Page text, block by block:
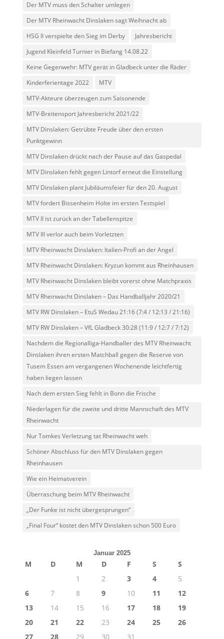
Der MTV muss den Schalter umlegen
Der MTV Rheinwacht Dinslaken sagt Weihnacht ab
HSG II verspielte den Sieg im Derby
Jahresbericht
Jugend Kleinfeld Turnier in Biefang 14.08.22
Keine Gegenwehr: MTV gerät in Gladbeck unter die Räder
Kinderferientage 2022
MTV
MTV-Akteure überzeugen zum Saisonende
MTV-Breitensport Jahresbericht 2021/22
MTV Dinslaken: Getrübte Freude über den ersten
Punktgewinn
MTV Dinslaken drückt nach der Pause auf das Gaspedal
MTV Dinslaken fehlt gegen Lintorf erneut die Einstellung
MTV Dinslaken plant Jubiläumsfeier für den 20. August
MTV fordert Bissenheim Holte im ersten Testspiel
MTV II ist zurück an der Tabellenspitze
MTV III verlor auch beim Vorletzten
MTV Rheinwacht Dinslaken: Italien-Profi an der Angel
MTV Rheinwacht Dinslaken: Kryzun kommt aus Rheinhausen
MTV Rheinwacht Dinslaken bleibt vorerst ohne Matchpraxis
MTV Rheinwacht Dinslaken – Das Handballjahr 2020/21
MTV RW Dinslaken – EtuS Wedau 21:16 (7:4 / 12:13 / 21:16)
MTV RW Dinslaken – VfL Gladbeck 30:28 (11:9 / 12:7 / 7:12)
Nachdem die Regionalliga-Handballer des MTV Rheinwacht
Dinslaken ihren ersten Matchball gegen die Reserve von
Tusem Essen am vergangenen Wochenende leichtfertig
haben liegen lassen
Nach dem ersten Sieg fehlt in Bonn die Frische
Niederlagen für die zweite und dritte Mannschaft des MTV
Rheinwacht
Nur Tomkes Verletzung tat Rheinwacht weh
Schöner Abschluss für den MTV Dinslaken gegen
Rheinhausen
Wie ein Heimatverein
Überraschung beim MTV Rheinwacht
„Der Funke ist nicht übergesprungen“
„Final Four“ kostet den MTV Dinslaken schon 500 Euro
Januar 2025
M D M D F S
S
1
2 3 4
5
6
7 8 9 10 11
12
13
14 15 16 17 18
19
20
21 22 23 24 25
26
27
28 29 30 31